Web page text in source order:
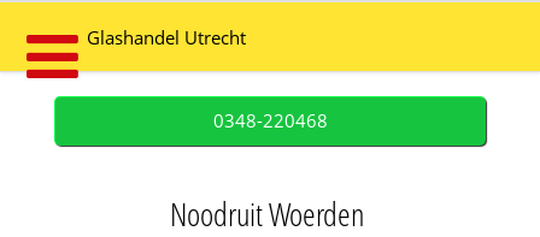
Glashandel Utrecht
0348-220468
Noodruit Woerden